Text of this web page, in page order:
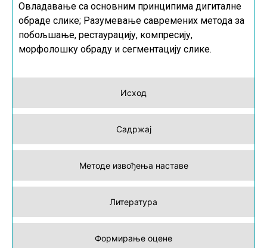
Исход
Садржај
Методе извођења наставе
Литература
Формирање оцене
Овладавање са основним принципима дигиталне
обраде слике; Разумевање савремених метода за
побољшање, рестаурацију, компресију,
морфолошку обраду и сегментацију слике.